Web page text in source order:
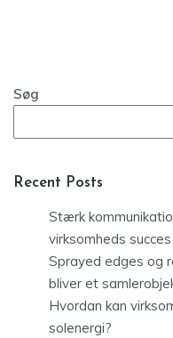
Søg
Recent Posts
Stærk
virksomheds succes
Sprayed edges og
bliver et
Hvordan kan
solenergi?